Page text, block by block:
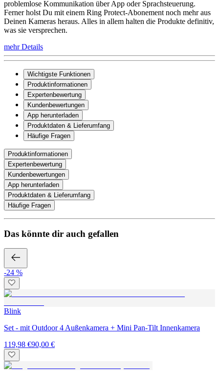
problemlose Kommunikation über App oder Sprachsteuerung.
Ferner holst Du mit einem Ring Protect-Abonement noch mehr aus
Deinen Kameras heraus. Alles in allem halten die Produkte definitiv,
was sie versprechen.
mehr Details
Wichtigste Funktionen
Produktinformationen
Expertenbewertung
Kundenbewertungen
App herunterladen
Produktdaten & Lieferumfang
Häufige Fragen
Produktinformationen
Expertenbewertung
Kundenbewertungen
App herunterladen
Produktdaten & Lieferumfang
Häufige Fragen
Das könnte dir auch gefallen
-24 %
Blink
Set - mit Outdoor 4 Außenkamera + Mini Pan-Tilt Innenkamera
119,98 €90,00 €